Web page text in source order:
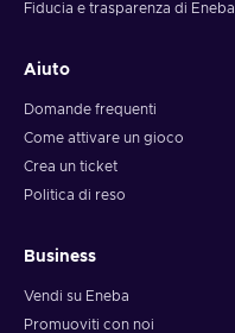
Fiducia e trasparenza di Eneba
Aiuto
Domande frequenti
Come attivare un gioco
Crea un ticket
Politica di reso
Business
Vendi su Eneba
Promuoviti con noi